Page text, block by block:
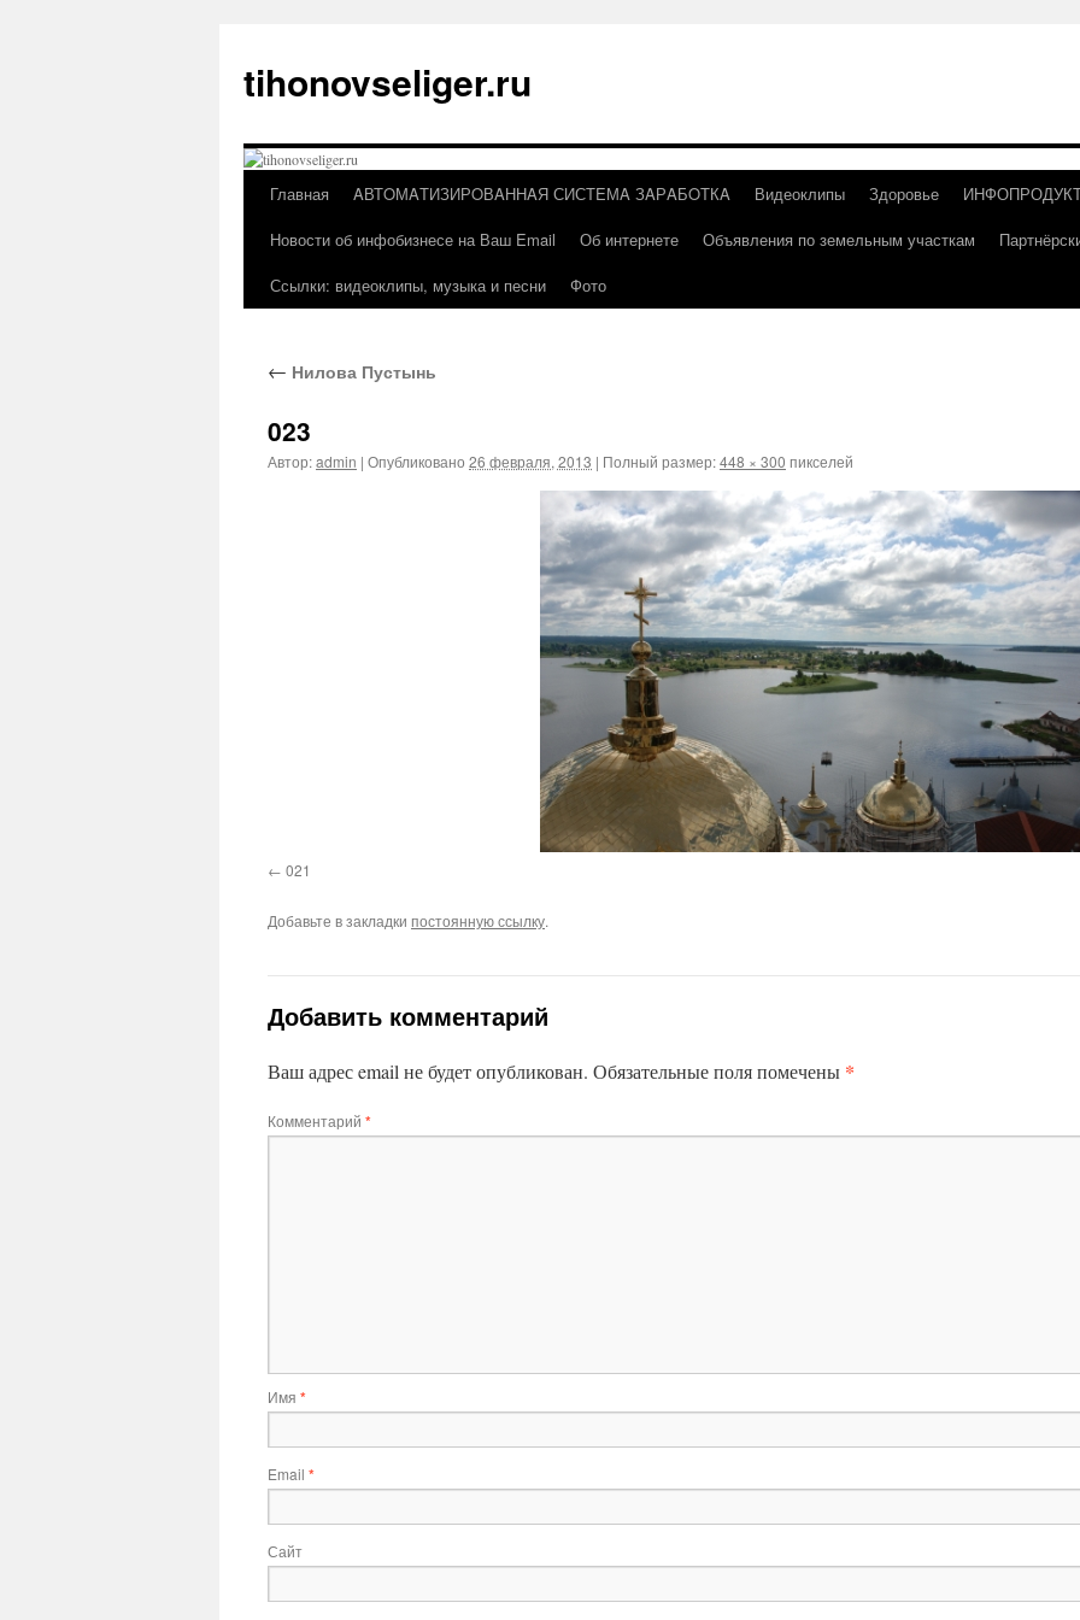
содержимому
tihonovseliger.ru
Главная AВТOМAТИЗИРOВAННAЯ СИСТEМA ЗAРAБOТКA Видеоклипы Здоровье
Новости об инфобизнесе на Ваш Email
Об интернете Объявления по земельным участкам
Ссылки: видеоклипы, музыка и песни
Фото
← Нилова Пустынь
023
Автор:admin | Опубликовано 26 февраля, 2013 | Полный размер:448 × 300 пикселей
021
Добавьте в закладки постоянную ссылку.
Добавить комментарий
Ваш адрес email не будет опубликован. Обязательные поля помечены *
Комментарий *
Имя *
Email *
Сайт